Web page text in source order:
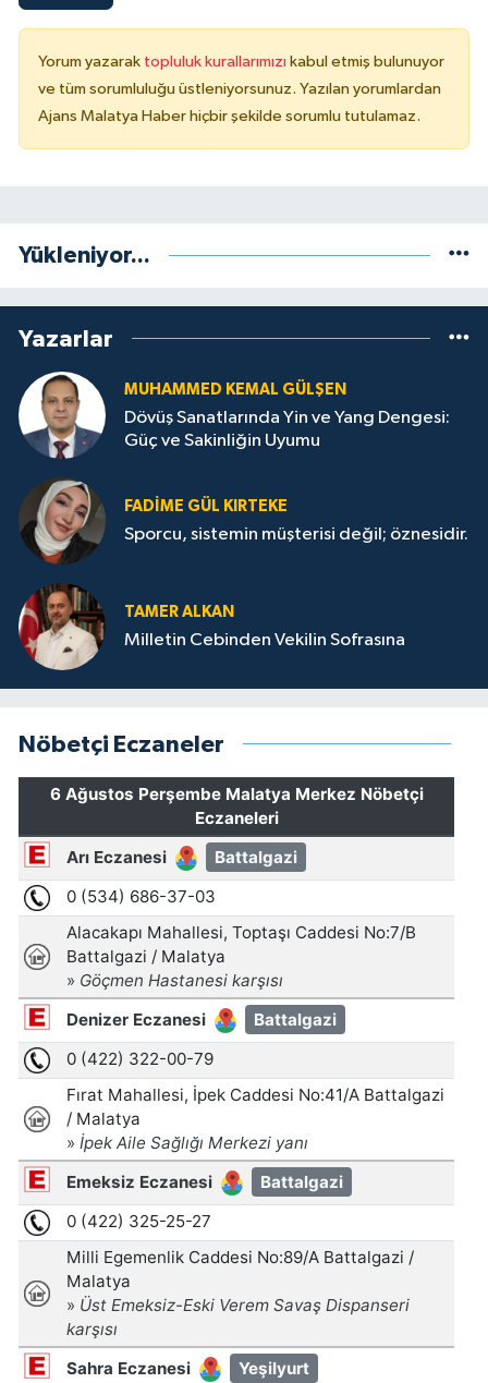
Yorum yazarak topluluk kurallarımızı kabul etmiş bulunuyor
ve tüm sorumluluğu üstleniyorsunuz. Yazılan yorumlardan
Ajans Malatya Haber hiçbir şekilde sorumlu tutulamaz.
Yükleniyor...
Yazarlar
MUHAMMED KEMAL GÜLŞEN
Dövüş Sanatlarında Yin ve Yang Dengesi:
Güç ve Sakinliğin Uyumu
FADIME GÜL KIRTEKE
Sporcu, sistemin müşterisi değil; öznesidir.
TAMER ALKAN
Milletin Cebinden Vekilin Sofrasına
Nöbetçi Eczaneler